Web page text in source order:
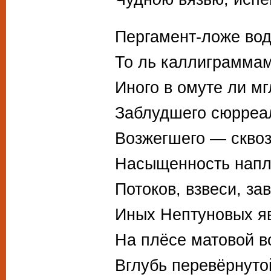
Пергамент-ложе
То ль
Иного в омуте ли
Заблудшего
Возжегшего —
Насыщенность
Потоков, взвеси,
Иных Нептуновых
На плёсе матовой
Вглубь